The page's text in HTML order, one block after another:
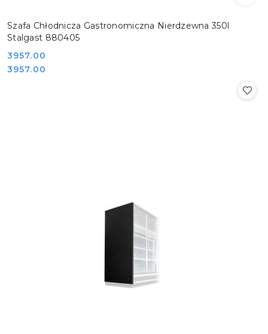
Szafa Chłodnicza Gastronomiczna Nierdzewna 350l
Stalgast 880405
Cena:
3957.00
Cena:
3957.00